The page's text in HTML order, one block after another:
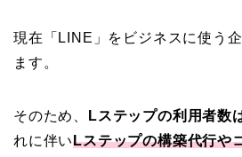
現在「LINE」をビジネスに使う
ます。
そのため、 Lステップの利用者数
れに伴いLステップの構築代行や